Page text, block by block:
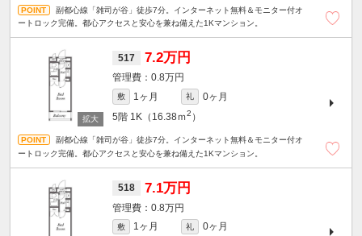
副都心線「雑司が谷」徒歩7分。インターネット無料＆モニター付オ
ートロック完備。都心アクセスと安心を兼ね備えた1Kマンション。
517 7.2万円
0.8万円
敷 1ヶ月 礼
0ヶ月
5階 1K（16.38ｍ2 ）
副都心線「雑司が谷」徒歩7分。インターネット無料＆モニター付オ
ートロック完備。都心アクセスと安心を兼ね備えた1Kマンション。
518 7.1万円
0.8万円
敷 1ヶ月 礼
0ヶ月